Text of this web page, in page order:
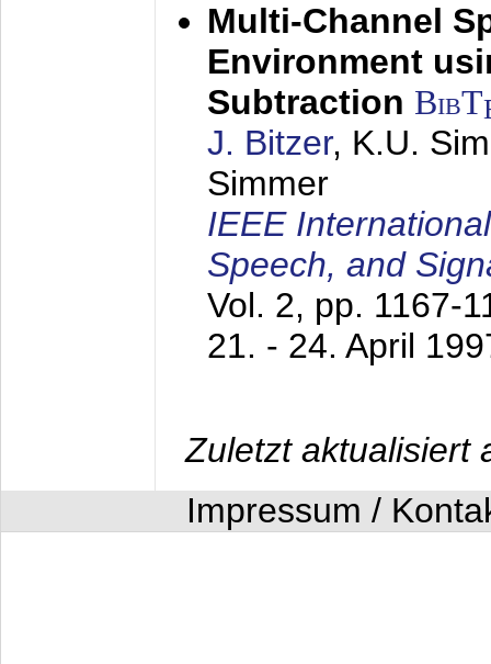
Multi-Channel
Environment
Subtraction BibT
J. Bitzer, K.U.
Simmer
IEEE
Speech, and
Vol. 2, pp. 1167-
21. - 24. April
Zuletzt aktualisiert
Impressum /